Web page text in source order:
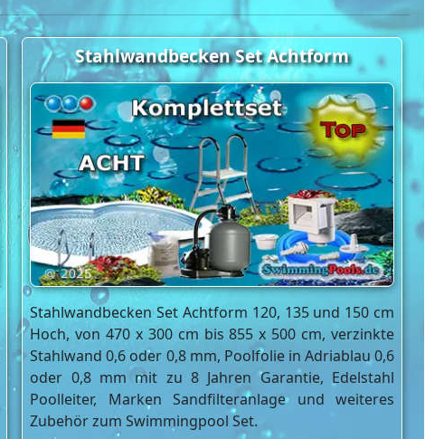
Stahlwandbecken Set Achtform
Stahlwandbecken Set Achtform 120, 135 und 150 cm
Hoch, von 470 x 300 cm bis 855 x 500 cm, verzinkte
Stahlwand 0,6 oder 0,8 mm, Poolfolie in Adriablau 0,6
oder 0,8 mm mit zu 8 Jahren Garantie, Edelstahl
Poolleiter, Marken Sandfilteranlage und weiteres
Zubehör zum Swimmingpool Set.